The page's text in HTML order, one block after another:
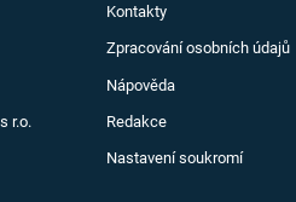
Kontakty
Zpracování osobních údajů
Nápověda
r.o. Redakce
Nastavení soukromí